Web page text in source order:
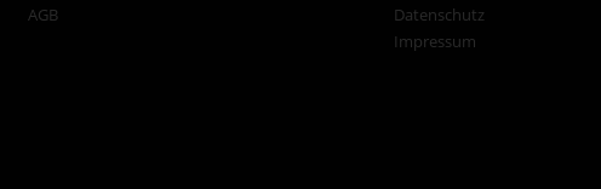
AGB
Datenschutz
Impressum